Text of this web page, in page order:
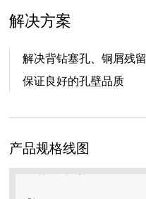
解决方案
解决背钻塞孔、铜屑残留
保证良好的孔壁品质
产品规格线图